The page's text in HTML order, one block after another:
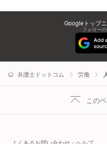
Googleトップ
フォロー
弁護士ドットコム 労働
この